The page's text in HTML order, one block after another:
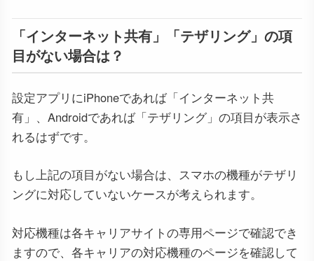
「インターネット共有」「テザリング」の項
目がない場合は？
設定アプリにiPhoneであれば「インターネット共
有」、Androidであれば「テザリング」の項目が表示さ
れるはずです。
もし上記の項目がない場合は、スマホの機種がテザリ
ングに対応していないケースが考えられます。
対応機種は各キャリアサイトの専用ページで確認でき
ますので、各キャリアの対応機種のページを確認して